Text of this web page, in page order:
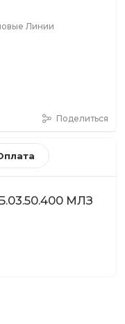
Поделиться
Линии
МЛЗ